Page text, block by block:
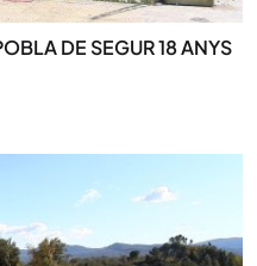
DE SEGUR 18 ANYS